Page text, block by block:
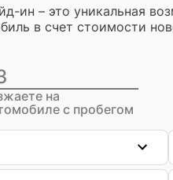
ин – это уникальная
в счет стоимости
на
с пробегом